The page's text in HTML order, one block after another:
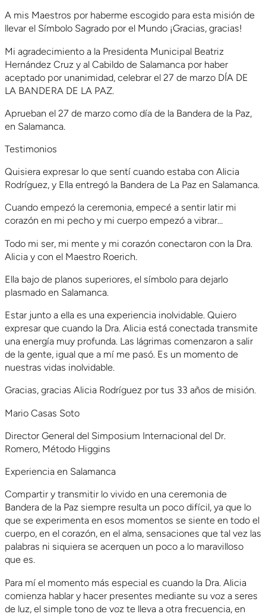
A mis Maestros por haberme escogido para esta misión de
llevar el Símbolo Sagrado por el Mundo ¡Gracias, gracias!
Mi agradecimiento a la Presidenta Municipal Beatriz
Hernández Cruz y al Cabildo de Salamanca por haber
aceptado por unanimidad, celebrar el 27 de marzo DÍA DE
LA BANDERA DE LA PAZ.
Aprueban el 27 de marzo como día de la Bandera de la Paz,
en Salamanca.
Testimonios
Quisiera expresar lo que sentí cuando estaba con Alicia
Rodríguez, y Ella entregó la Bandera de La Paz en Salamanca.
Cuando empezó la ceremonia, empecé a sentir latir mi
corazón en mi pecho y mi cuerpo empezó a vibrar…
Todo mi ser, mi mente y mi corazón conectaron con la Dra.
Alicia y con el Maestro Roerich.
Ella bajo de planos superiores, el símbolo para dejarlo
plasmado en Salamanca.
Estar junto a ella es una experiencia inolvidable. Quiero
expresar que cuando la Dra. Alicia está conectada transmite
una energía muy profunda. Las lágrimas comenzaron a salir
de la gente, igual que a mí me pasó. Es un momento de
nuestras vidas inolvidable.
Gracias, gracias Alicia Rodríguez por tus 33 años de misión.
Mario Casas Soto
Director General del Simposium Internacional del Dr.
Romero, Método Higgins
Experiencia en Salamanca
Compartir y transmitir lo vivido en una ceremonia de
Bandera de la Paz siempre resulta un poco difícil, ya que lo
que se experimenta en esos momentos se siente en todo el
cuerpo, en el corazón, en el alma, sensaciones que tal vez las
palabras ni siquiera se acerquen un poco a lo maravilloso
que es.
Para mí el momento más especial es cuando la Dra. Alicia
comienza hablar y hacer presentes mediante su voz a seres
de luz, el simple tono de voz te lleva a otra frecuencia, en